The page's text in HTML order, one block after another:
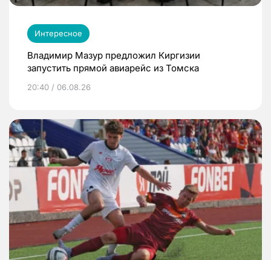
Интересное
Владимир Мазур предложил Киргизии
запустить прямой авиарейс из Томска
20:40 / 06.08.26